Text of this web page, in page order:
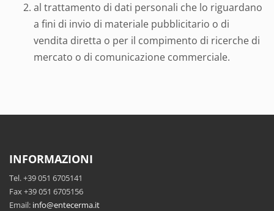
al trattamento di dati personali che lo riguardano
a fini di invio di materiale pubblicitario o di
vendita diretta o per il compimento di ricerche di
mercato o di comunicazione commerciale.
INFORMAZIONI
Tel. +39 051 6705141
Fax +39 051 6705156
Email: info@entecerma.it